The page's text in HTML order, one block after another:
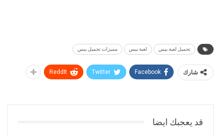
تحميل لعبة بيس لعبة بيس مميزات تحميل بيس
شارك Facebook
Twitter
ReddIt
قد يعجبك ايضا